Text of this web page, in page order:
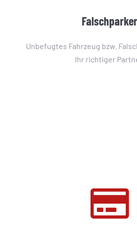
Falschparker
Unbefugtes Fahrzeug bzw.
Ihr richtiger